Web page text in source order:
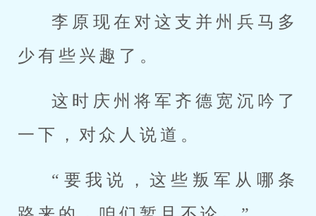
李原现在对这支并州兵马多
少有些兴趣了。
这时庆州将军齐德宽沉吟了
一下，对众人说道。
“要我说，这些叛军从哪条